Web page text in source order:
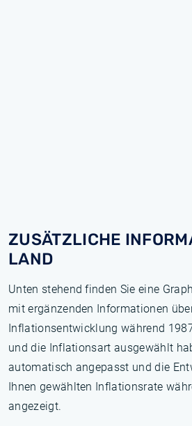
ZUSÄTZLICHE
LAND
Unten stehend finden Sie eine
mit ergänzenden Informationen
Inflationsentwicklung während
und die Inflationsart ausgewählt
automatisch angepasst und die
Ihnen gewählten Inflationsrate
angezeigt.